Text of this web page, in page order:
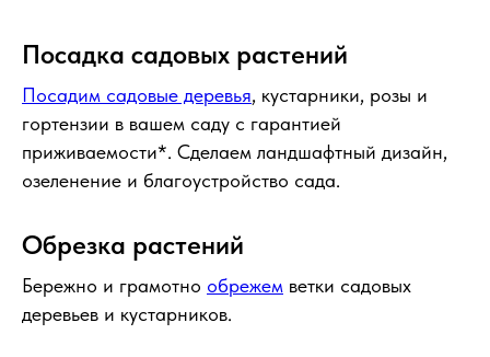
Посадка садовых растений
Посадим садовые деревья, кустарники, розы и
гортензии в вашем саду с гарантией
приживаемости*. Сделаем ландшафтный дизайн,
озеленение и благоустройство сада.
Обрезка растений
Бережно и грамотно обрежем ветки садовых
деревьев и кустарников.